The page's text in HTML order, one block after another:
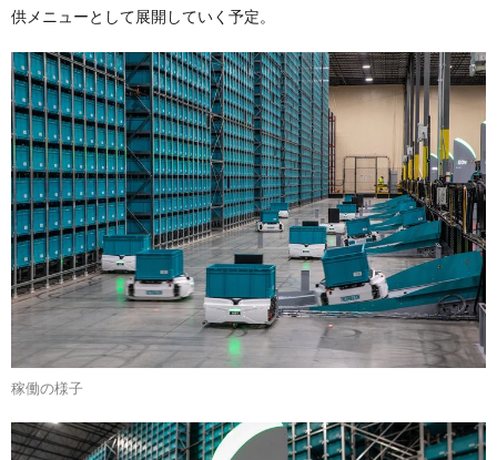
供メニューとして展開していく予定。
稼働の様子